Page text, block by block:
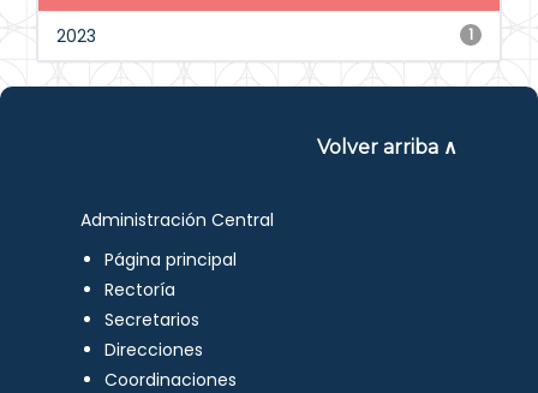
1
2023
Volver arriba ∧
Administración Central
Página principal
Rectoría
Secretarios
Direcciones
Coordinaciones